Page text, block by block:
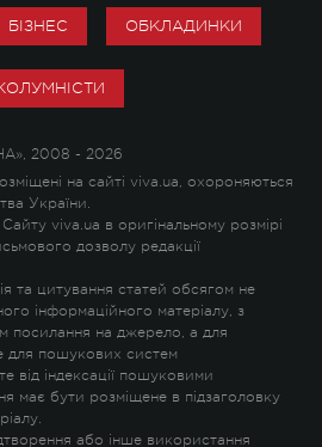
БІЗНЕС ОБКЛАДИНКИ
2008 - 2026
на сайті viva.ua, охороняються
України.
viva.ua в оригінальному розмірі
дозволу редакції
та цитування статей обсягом не
інформаційного матеріалу, з
посилання на джерело, а для
для пошукових систем
від індексації пошуковими
має бути розміщене в підзаголовку
або інше використання